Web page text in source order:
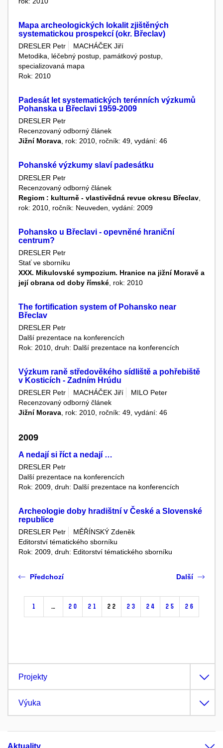
Mapa archeologických lokalit zjištěných
systematickou prospekcí (okr. Břeclav)
DRESLER Petr
MACHÁČEK Jiří
Metodika, léčebný postup, památkový postup,
specializovaná mapa
Rok: 2010
Padesát let systematických terénních výzkumů
Pohanska u Břeclavi 1959-2009
DRESLER Petr
Recenzovaný odborný článek
Jižní Morava, rok: 2010, ročník: 49, vydání: 46
Pohanské výzkumy slaví padesátku
DRESLER Petr
Recenzovaný odborný článek
Regiom : kulturně - vlastivědná revue okresu Břeclav
rok: 2010, ročník: Neuveden, vydání: 2009
Pohansko u Břeclavi - opevněné hraniční
centrum?
DRESLER Petr
Stať ve sborníku
XXX. Mikulovské sympozium. Hranice na jižní Moravě a
její obrana od doby římské , rok: 2010
The fortification system of Pohansko near
Břeclav
DRESLER Petr
Další prezentace na konferencích
Rok: 2010, druh: Další prezentace na konferencích
Výzkum raně středověkého sídliště a pohřebiště
v Kosticích - Zadním Hrúdu
DRESLER Petr MACHÁČEK Jiří
MILO Peter
Recenzovaný odborný článek
Jižní Morava, rok: 2010, ročník: 49, vydání: 46
2009
A nedají si říct a nedají …
DRESLER Petr
Další prezentace na konferencích
Rok: 2009, druh: Další prezentace na konferencích
Archeologie doby hradištní v České a Slovenské
republice
DRESLER Petr
MĚŘÍNSKÝ Zdeněk
Editorství tématického sborníku
Rok: 2009, druh: Editorství tématického sborníku
Předchozí
1 … 20 21 22 23 24 25 26
Další
Projekty
Výuka